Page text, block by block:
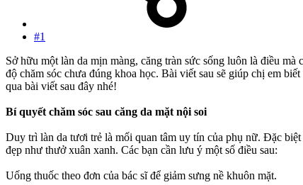
#1
Sở hữu một làn da mịn màng, căng tràn sức sống luôn là điều
độ chăm sóc chưa đúng khoa học. Bài viết sau sẽ giúp chị em biết
qua bài viết sau đây nhé!
Bí quyết chăm sóc sau căng da mặt nội soi
Duy trì làn da tươi trẻ là mối quan tâm uy tín của phụ nữ. Đặc
đẹp như thưở xuân xanh. Các bạn cần lưu ý một số điều sau:
Uống thuốc theo đơn của bác sĩ để giảm sưng nề khuôn mặt.